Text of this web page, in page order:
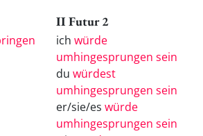
II Futur 2
ich würde
umhingesprungen sein
du würdest
umhingesprungen sein
er/sie/es würde
umhingesprungen sein